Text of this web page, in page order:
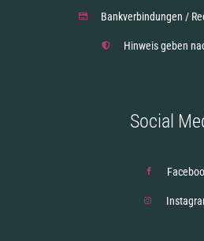
Bankverbindungen /
Hinweis geben
Social